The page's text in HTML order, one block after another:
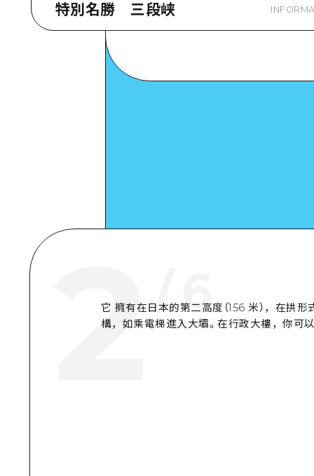
特別名勝 三段峡
2/6
它 擁有在日本的第二高度（156 米），在拱
構，如乘電梯進入大壩。在行政大樓，你可